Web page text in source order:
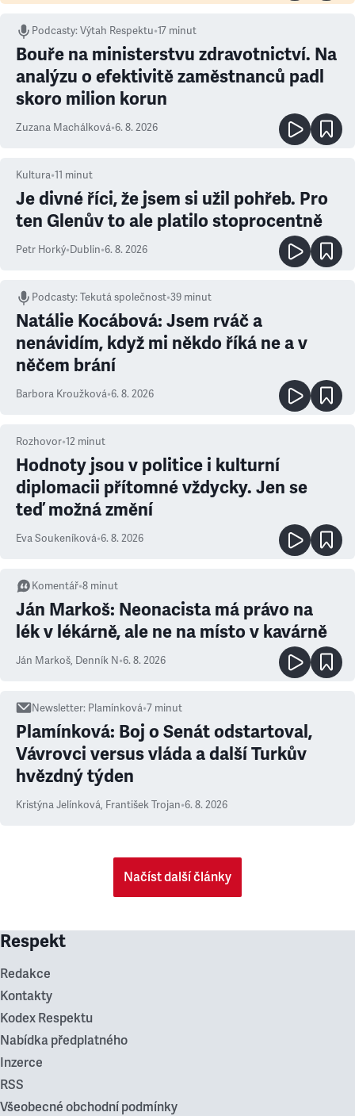
Podcasty:Výtah Respektu•17 minut
Bouře na ministerstvu zdravotnictví. Na
analýzu o efektivitě zaměstnanců padl
skoro milion korun
Zuzana Machálková•6. 8. 2026
Kultura•11 minut
Je divné říci, že jsem si užil pohřeb. Pro
ten Glenův to ale platilo stoprocentně
Petr Horký•Dublin•6. 8. 2026
Podcasty:Tekutá společnost•39 minut
Natálie Kocábová: Jsem rváč a
nenávidím, když mi někdo říká ne a v
něčem brání
Barbora Kroužková•6. 8. 2026
Rozhovor•12 minut
Hodnoty jsou v politice i kulturní
diplomacii přítomné vždycky. Jen se
teď možná změní
Eva Soukeníková•6. 8. 2026
Komentář•8 minut
Ján Markoš: Neonacista má právo na
lék v lékárně, ale ne na místo v kavárně
Ján Markoš, Denník N•6. 8. 2026
Newsletter: Plamínková•7 minut
Plamínková: Boj o Senát odstartoval,
Vávrovci versus vláda a další Turkův
hvězdný týden
Kristýna Jelínková, František Trojan•6. 8. 2026
Načíst další články
Respekt
Redakce
Kontakty
Kodex Respektu
Nabídka předplatného
Inzerce
RSS
Všeobecné obchodní podmínky